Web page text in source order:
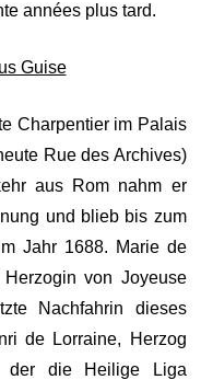
années plus tard.
Guise
Charpentier im Palais
Rue des Archives)
aus Rom nahm er
und blieb bis zum
Jahr 1688. Marie de
von Joyeuse
Nachfahrin dieses
de Lorraine, Herzog
der die Heilige Liga